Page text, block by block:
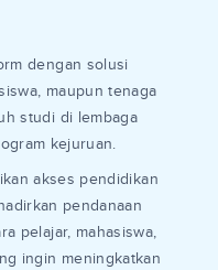
dengan solusi
maupun tenaga
studi di lembaga
kejuruan.
akses pendidikan
pendanaan
pelajar, mahasiswa,
ingin meningkatkan